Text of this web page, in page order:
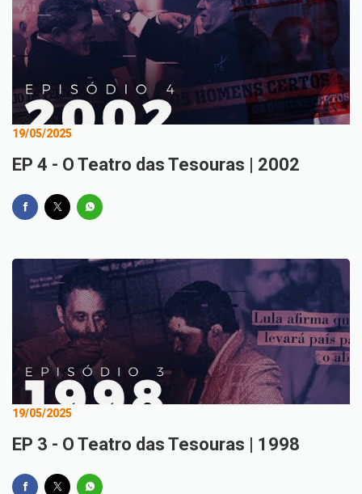
19/05/2025
EP 4 - O Teatro das Tesouras | 2002
19/05/2025
EP 3 - O Teatro das Tesouras | 1998